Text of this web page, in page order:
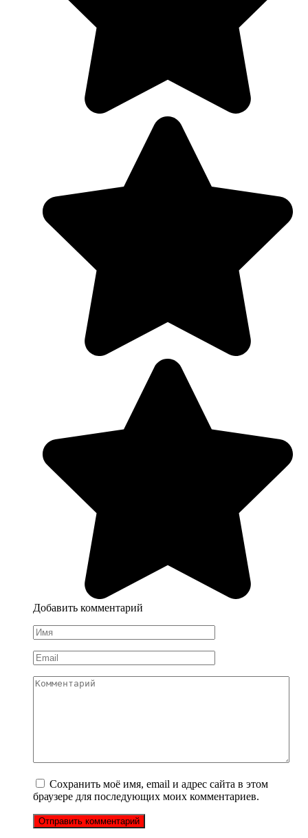
Добавить комментарий
Имя
*
Email
*
Комментарий
Сохранить моё имя, email и адрес сайта в этом
браузере для последующих моих комментариев.